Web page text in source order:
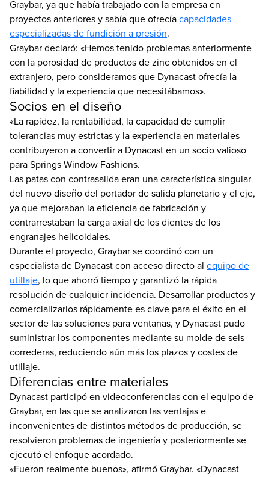
Graybar, ya que había trabajado con la empresa en
proyectos anteriores y sabía que ofrecíacapacidades
especializadas de fundición a presión.
Graybar declaró: «Hemos tenido problemas anteriormente
con la porosidad de productos de zinc obtenidos en el
extranjero, pero consideramos que Dynacast ofrecía la
fiabilidad y la experiencia que necesitábamos».
Socios en el diseño
«La rapidez, la rentabilidad, la capacidad de cumplir
tolerancias muy estrictas y la experiencia en materiales
contribuyeron a convertir a Dynacast en un socio valioso
para Springs Window Fashions.
Las patas con contrasalida eran una característica singular
del nuevo diseño del portador de salida planetario y el eje,
ya que mejoraban la eficiencia de fabricación y
contrarrestaban la carga axial de los dientes de los
engranajes helicoidales.
Durante el proyecto, Graybar se coordinó con un
especialista de Dynacast con acceso directo al equipo de
utillaje, lo que ahorró tiempo y garantizó la rápida
resolución de cualquier incidencia. Desarrollar productos y
comercializarlos rápidamente es clave para el éxito en el
sector de las soluciones para ventanas, y Dynacast pudo
suministrar los componentes mediante su molde de seis
correderas, reduciendo aún más los plazos y costes de
utillaje.
Diferencias entre materiales
Dynacast participó en videoconferencias con el equipo de
Graybar, en las que se analizaron las ventajas e
inconvenientes de distintos métodos de producción, se
resolvieron problemas de ingeniería y posteriormente se
ejecutó el enfoque acordado.
«Fueron realmente buenos», afirmó Graybar. «Dynacast